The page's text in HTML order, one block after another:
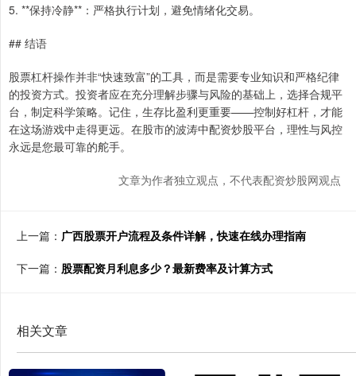
5. **保持冷静**：严格执行计划，避免情绪化交易。
## 结语
股票杠杆操作并非“快速致富”的工具，而是需要专业知识和严格纪律
的投资方式。投资者应在充分理解步骤与风险的基础上，选择合规平
台，制定科学策略。记住，生存比盈利更重要——控制好杠杆，才能
在这场游戏中走得更远。在股市的波涛中配资炒股平台，理性与风控
永远是您最可靠的舵手。
文章为作者独立观点，不代表配资炒股网观点
上一篇： 广西股票开户流程及条件详解，快速在线办理指南
下一篇： 股票配资月利息多少？最新费率及计算方式
相关文章